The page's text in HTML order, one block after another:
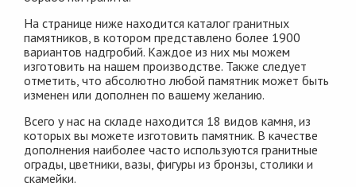
На странице ниже находится каталог гранитных
памятников, в котором представлено более 1900
вариантов надгробий. Каждое из них мы можем
изготовить на нашем производстве. Также следует
отметить, что абсолютно любой памятник может быть
изменен или дополнен по вашему желанию.
Всего у нас на складе находится 18 видов камня, из
которых вы можете изготовить памятник. В качестве
дополнения наиболее часто используются гранитные
ограды, цветники, вазы, фигуры из бронзы, столики и
скамейки.